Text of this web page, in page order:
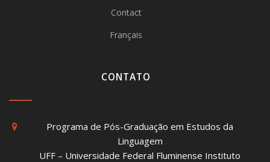
Contact
Français
CONTATO
Programa de Pós-Graduação em Estudos da
Linguagem
UFF – Universidade Federal Fluminense Instituto